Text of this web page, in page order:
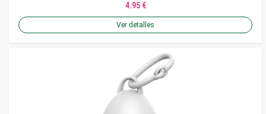
4.95 €
Ver detalles